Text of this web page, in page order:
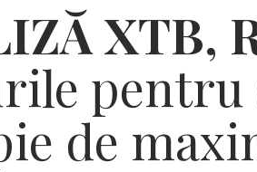
XTB,
pentru
de